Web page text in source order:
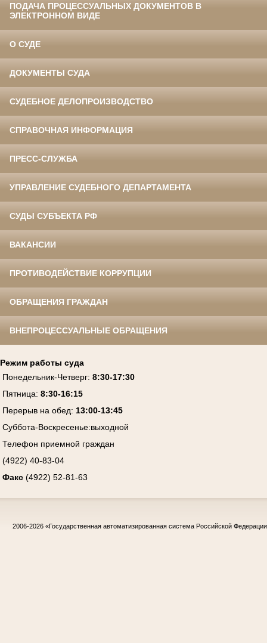
ПОДАЧА ПРОЦЕССУАЛЬНЫХ ДОКУМЕНТОВ В
ЭЛЕКТРОННОМ ВИДЕ
О СУДЕ
ДОКУМЕНТЫ СУДА
СУДЕБНОЕ ДЕЛОПРОИЗВОДСТВО
СПРАВОЧНАЯ ИНФОРМАЦИЯ
ПРЕСС-СЛУЖБА
УПРАВЛЕНИЕ СУДЕБНОГО ДЕПАРТАМЕНТА
СУДЫ СУБЪЕКТА РФ
ВАКАНСИИ
ПРОТИВОДЕЙСТВИЕ КОРРУПЦИИ
ОБРАЩЕНИЯ ГРАЖДАН
ВНЕПРОЦЕССУАЛЬНЫЕ ОБРАЩЕНИЯ
Режим работы суда
Понедельник-Четверг: 8:30-17:30
Пятница: 8:30-16:15
Перерыв на обед: 13:00-13:45
Суббота-Воскресенье:выходной
Телефон приемной граждан
(4922) 40-83-04
Факс (4922) 52-81-63
2006-2026 «Государственная автоматизированная система Российской